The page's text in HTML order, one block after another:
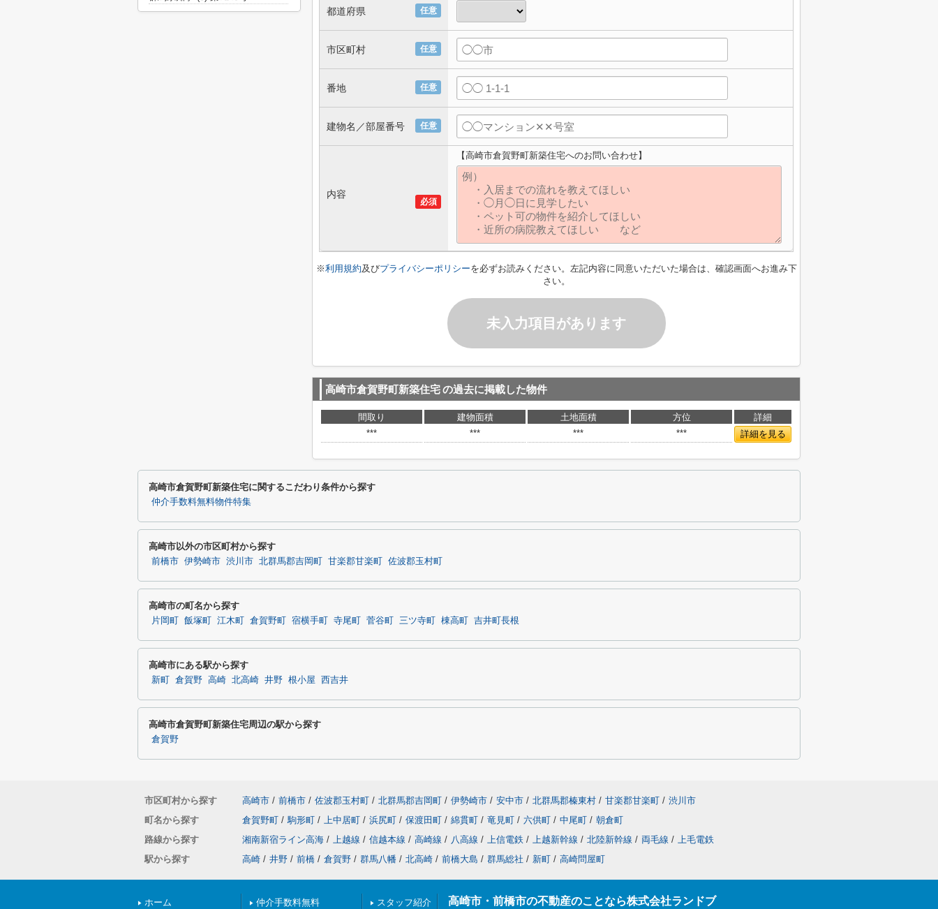
任意
都道府県
任意
市区町村
任意
番地
任意
建物名／部屋番号
必須
内容
【高崎市倉賀野町新築住宅へのお問い合わせ】
※利用規約及びプライバシーポリシーを必ずお読みください。左記内容に同意いただいた場合は、確認画面へお進み下
さい。
未入力項目があります
高崎市倉賀野町新築住宅の過去に掲載した物件
間取り 建物面積 土地面積 方位
詳細
***
*** *** *** 詳細を見る
高崎市倉賀野町新築住宅に関するこだわり条件から探す
仲介手数料無料物件特集
高崎市以外の市区町村から探す
前橋市 伊勢崎市 渋川市 北群馬郡吉岡町 甘楽郡甘楽町 佐波郡玉村町
高崎市の町名から探す
片岡町 飯塚町 江木町 倉賀野町 宿横手町 寺尾町 菅谷町 三ツ寺町 棟高町 吉井町長根
高崎市にある駅から探す
新町 倉賀野 高崎 北高崎 井野 根小屋 西吉井
高崎市倉賀野町新築住宅周辺の駅から探す
倉賀野
市区町村から探す 高崎市 / 前橋市 / 佐波郡玉村町 / 北群馬郡吉岡町 / 伊勢崎市 / 安中市 / 北群馬郡榛東村 / 甘楽郡甘楽町 / 渋川市
町名から探す
倉賀野町 / 駒形町 / 上中居町 / 浜尻町 / 保渡田町 / 綿貫町 / 竜見町 / 六供町 / 中尾町 / 朝倉町
路線から探す
湘南新宿ライン高海 / 上越線 / 信越本線 / 高崎線 / 八高線 / 上信電鉄 / 上越新幹線 / 北陸新幹線 / 両毛線 / 上毛電鉄
駅から探す
高崎 / 井野 / 前橋 / 倉賀野 / 群馬八幡 / 北高崎 / 前橋大島 / 群馬総社 / 新町 / 高崎問屋町
ホーム 仲介手数料無料 スタッフ紹介 高崎市・前橋市の不動産のことなら株式会社ランドブ